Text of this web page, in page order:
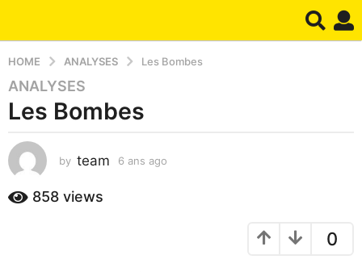
HOME ANALYSES Les Bombes
6
a
s
a
o
ANALYSES
Les Bombes
by team 6 ans ago
858 views
0